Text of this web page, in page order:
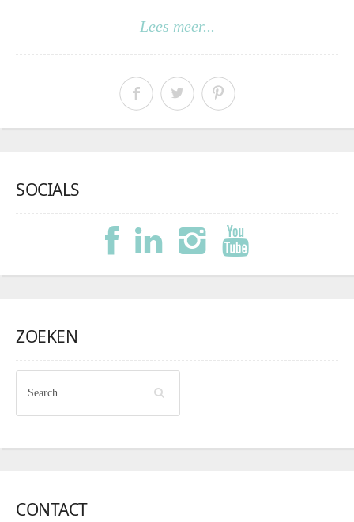
Lees meer...
SOCIALS
ZOEKEN
CONTACT